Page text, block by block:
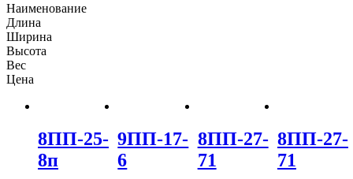
Наименование
Длина
Ширина
Высота
Вес
Цена
8ПП-25-
8п
9ПП-17-
6
8ПП-27-
71
8ПП-27-
71